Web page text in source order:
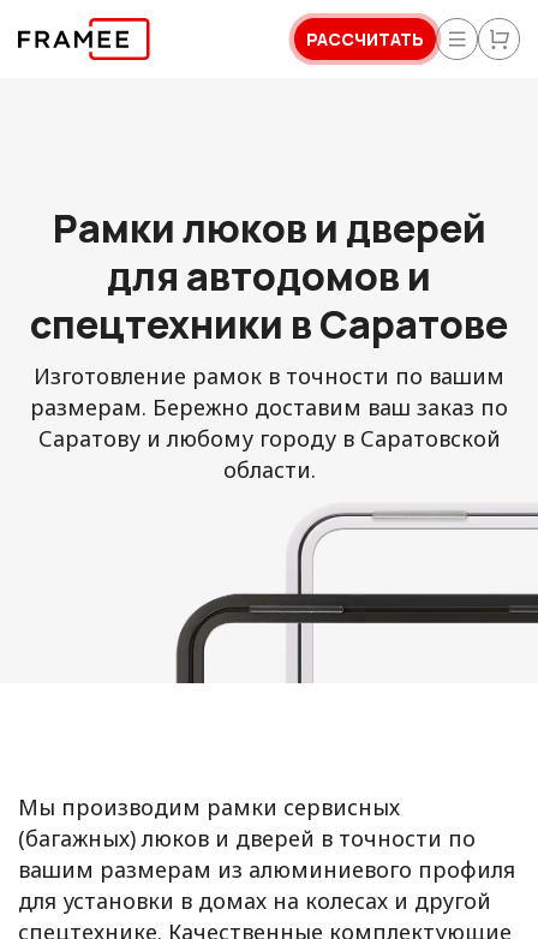
РАССЧИТАТЬ
Рамки люков и дверей
для автодомов и
спецтехники в Саратове
Изготовление рамок в точности по вашим
размерам. Бережно доставим ваш заказ по
Саратову и любому городу в Саратовской
области.
Мы производим рамки сервисных
(багажных) люков и дверей в точности по
вашим размерам из алюминиевого профиля
для установки в домах на колесах и другой
спецтехнике. Качественные комплектующие